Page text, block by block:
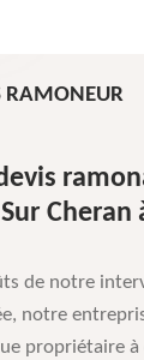
RAMONEUR
Cheran
de notre
notre
propriétaire à